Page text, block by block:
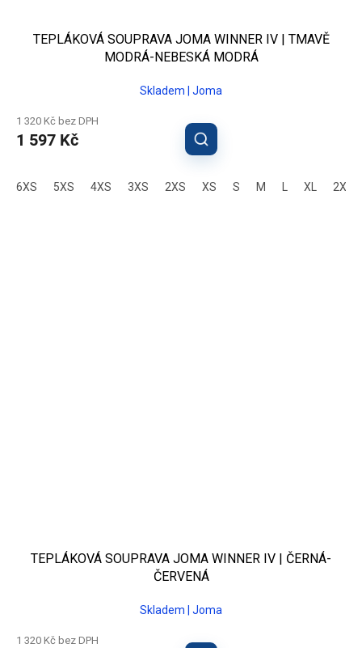
TEPLÁKOVÁ SOUPRAVA JOMA WINNER IV | TMAVĚ
MODRÁ-NEBESKÁ MODRÁ
Skladem | Joma
1 320 Kč bez DPH
1 597 Kč
6XS 5XS 4XS 3XS 2XS XS S M XL 2XL
TEPLÁKOVÁ SOUPRAVA JOMA WINNER IV | ČERNÁ-
ČERVENÁ
Skladem | Joma
1 320 Kč bez DPH